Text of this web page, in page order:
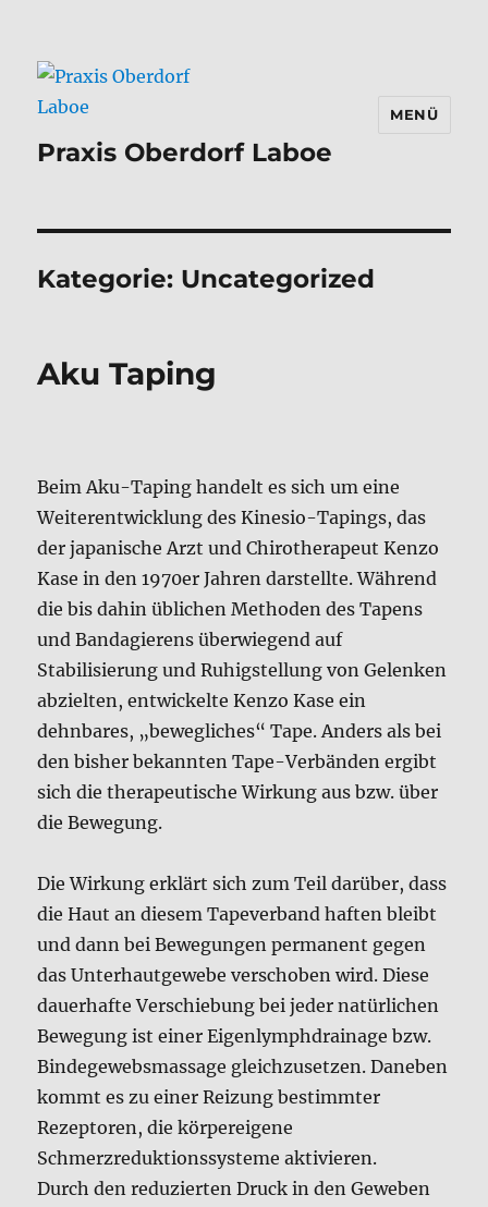
Praxis Oberdorf Laboe
MENÜ
Kategorie: Uncategorized
Aku Taping
Beim Aku-Taping handelt es sich um eine
Weiterentwicklung des Kinesio-Tapings, das
der japanische Arzt und Chirotherapeut Kenzo
Kase in den 1970er Jahren darstellte. Während
die bis dahin üblichen Methoden des Tapens
und Bandagierens überwiegend auf
Stabilisierung und Ruhigstellung von Gelenken
abzielten, entwickelte Kenzo Kase ein
dehnbares, „bewegliches“ Tape. Anders als bei
den bisher bekannten Tape-Verbänden ergibt
sich die therapeutische Wirkung aus bzw. über
die Bewegung.
Die Wirkung erklärt sich zum Teil darüber, dass
die Haut an diesem Tapeverband haften bleibt
und dann bei Bewegungen permanent gegen
das Unterhautgewebe verschoben wird. Diese
dauerhafte Verschiebung bei jeder natürlichen
Bewegung ist einer Eigenlymphdrainage bzw.
Bindegewebsmassage gleichzusetzen. Daneben
kommt es zu einer Reizung bestimmter
Rezeptoren, die körpereigene
Schmerzreduktionssysteme aktivieren.
Durch den reduzierten Druck in den Geweben